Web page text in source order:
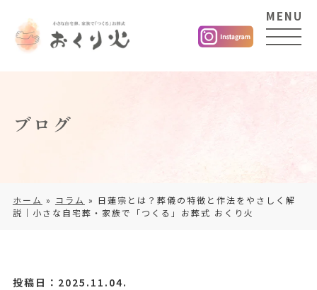
MENU
ブログ
ホーム » コラム » 日蓮宗とは？葬儀の特徴と作法をやさしく解
説｜小さな自宅葬・家族で「つくる」お葬式 おくり火
投稿日：2025.11.04.